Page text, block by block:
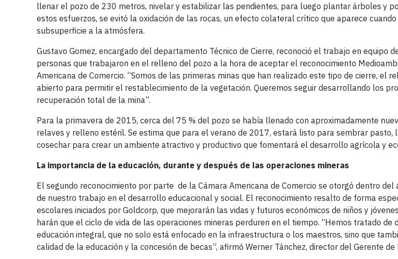
llenar el pozo de 230 metros, nivelar y estabilizar las pendientes, para luego plantar árboles y
estos esfuerzos, se evitó la oxidación de las rocas, un efecto colateral crítico que aparece
subsuperficie a la atmósfera.
Gustavo Gomez, encargado del departamento Técnico de Cierre, reconoció el trabajo en equipo
personas que trabajaron en el relleno del pozo a la hora de aceptar el reconocimiento
Americana de Comercio. “Somos de las primeras minas que han realizado este tipo de cierre, el
abierto para permitir el restablecimiento de la vegetación. Queremos seguir desarrollando los
recuperación total de la mina”.
Para la primavera de 2015, cerca del 75 % del pozo se había llenado con aproximadamente
relaves y relleno estéril. Se estima que para el verano de 2017, estará listo para sembrar pasto,
cosechar para crear un ambiente atractivo y productivo que fomentará el desarrollo agrícola y
La importancia de la educación, durante y después de las operaciones mineras
El segundo reconocimiento por parte de la Cámara Americana de Comercio se otorgó dentro del
de nuestro trabajo en el desarrollo educacional y social. El reconocimiento resalto de forma
escolares iniciados por Goldcorp, que mejorarán las vidas y futuros económicos de niños y
harán que el ciclo de vida de las operaciones mineras perduren en el tiempo. “Hemos tratado de
educación integral, que no solo está enfocado en la infraestructura o los maestros, sino que
calidad de la educación y la concesión de becas”, afirmó Werner Tánchez, director del Gerente